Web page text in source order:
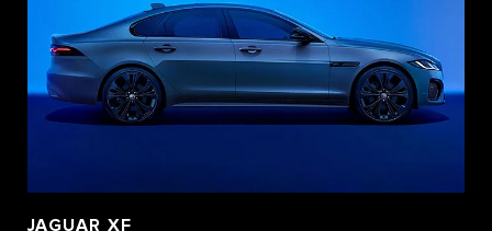
JAGUAR XF